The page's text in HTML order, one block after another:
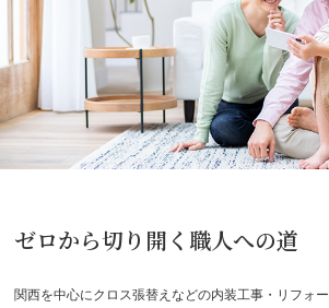
ゼロから切り開く職人への道
関西を中心にクロス張替えなどの内装工事・リフォ